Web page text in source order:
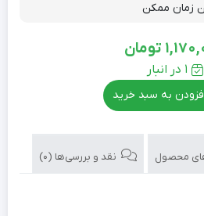
زمان ممکن
تومان
1 در انبار
به سبد خرید
محصول نقد و بررسی‌ها (0)